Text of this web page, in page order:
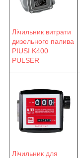
Лічильник витрати
дизельного палива
PIUSI K400
PULSER
Лічильник для